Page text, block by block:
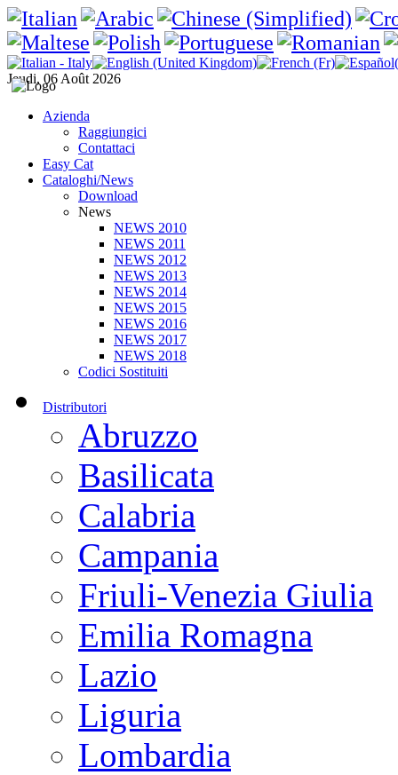
Jeudi, 06 Août 2026
Azienda
Raggiungici
Contattaci
Easy Cat
Cataloghi/News
Download
News
NEWS 2010
NEWS 2011
NEWS 2012
NEWS 2013
NEWS 2014
NEWS 2015
NEWS 2016
NEWS 2017
NEWS 2018
Codici Sostituiti
Distributori
Abruzzo
Basilicata
Calabria
Campania
Friuli-Venezia Giulia
Emilia Romagna
Lazio
Liguria
Lombardia